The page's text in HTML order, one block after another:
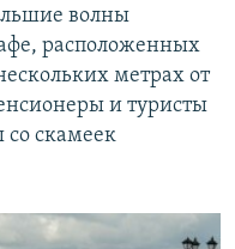
волны
расположенных
метрах от
и туристы
скамеек